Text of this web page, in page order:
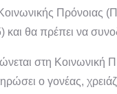
Κοινωνικής
θα πρέπει να
στη Κοινωνική
ο γονέας,